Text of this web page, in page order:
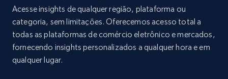
products by best sellers category URL
Title, Seller name, Brand, Description, Initial
price, Currency, Availability, Reviews count, and
more.
Acesse insights de qualquer região, plataforma ou
categoria, sem limitações. Oferecemos acesso total a
todas as plataformas de comércio eletrônico e mercados,
fornecendo insights personalizados a qualquer hora e em
qualquer lugar.